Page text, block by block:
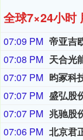
全球7×24小时
07:09 PM
07:08 PM
07:07 PM 昀冢科
07:07 PM
07:07 PM 兆驰股
07:06 PM 北京君